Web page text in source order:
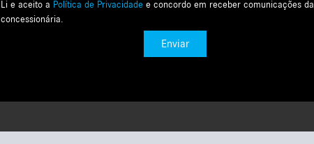
Li e aceito a Política de Privacidade e concordo em receber comunicações da
concessionária.
Enviar